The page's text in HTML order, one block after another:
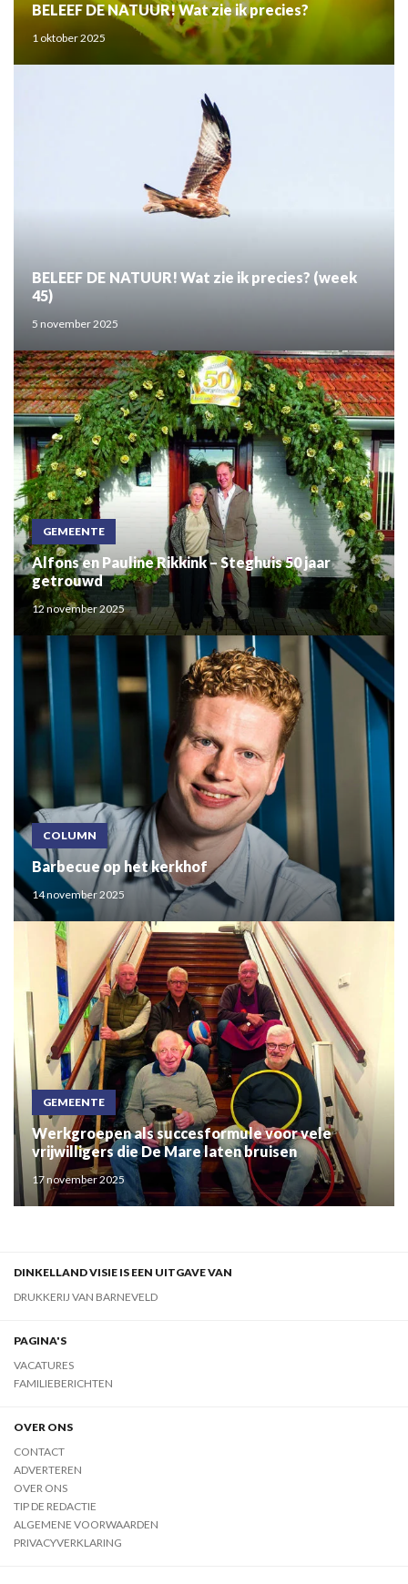
BELEEF DE NATUUR! Wat zie ik precies?
1 oktober 2025
BELEEF DE NATUUR! Wat zie ik precies? (week
45)
5 november 2025
GEMEENTE
Alfons en Pauline Rikkink – Steghuis 50 jaar
getrouwd
12 november 2025
COLUMN
Barbecue op het kerkhof
14 november 2025
GEMEENTE
Werkgroepen als succesformule voor vele
vrijwilligers die De Mare laten bruisen
17 november 2025
DINKELLAND VISIE IS EEN UITGAVE VAN
DRUKKERIJ VAN BARNEVELD
PAGINA'S
VACATURES
FAMILIEBERICHTEN
OVER ONS
CONTACT
ADVERTEREN
OVER ONS
TIP DE REDACTIE
ALGEMENE VOORWAARDEN
PRIVACYVERKLARING